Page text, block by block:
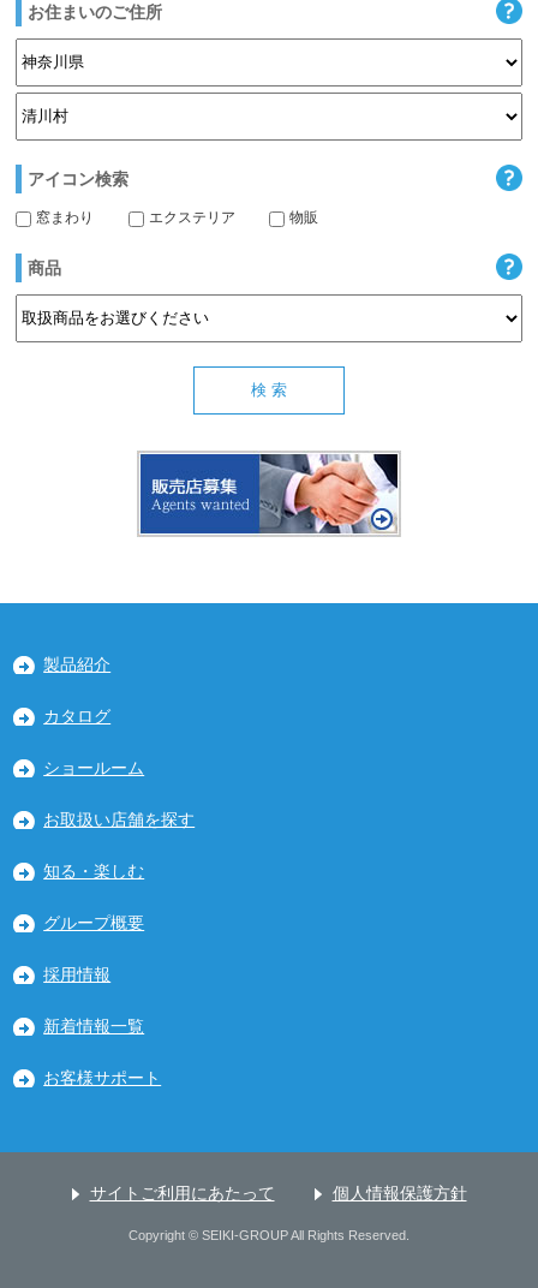
お住まいのご住所
アイコン検索
窓まわり エクステリア 物販
商品
製品紹介
カタログ
ショールーム
お取扱い店舗を探す
知る・楽しむ
グループ概要
採用情報
新着情報一覧
お客様サポート
サイトご利用にあたって 個人情報保護方針
Copyright © SEIKI-GROUP All Rights Reserved.